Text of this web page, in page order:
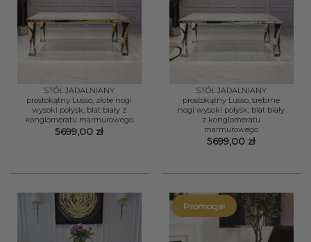
STÓŁ JADALNIANY
prostokątny Lusso, złote nogi
wysoki połysk, blat biały z
konglomeratu marmurowego
5699,00 zł
STÓŁ JADALNIANY
prostokątny Lusso, srebrne
nogi wysoki połysk, blat biały
z konglomeratu
marmurowego
5699,00 zł
Promocja!